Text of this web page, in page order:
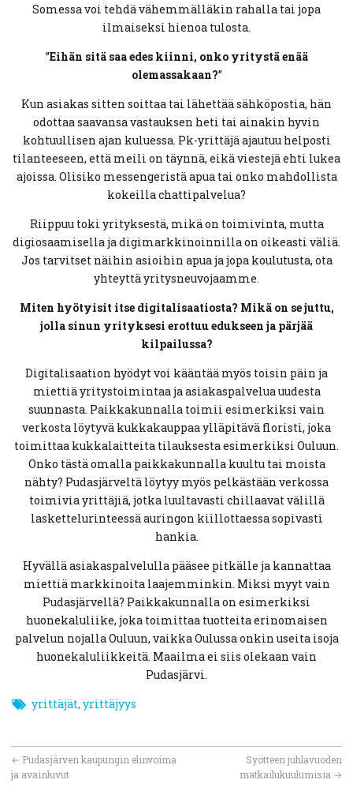
Somessa voi tehdä vähemmälläkin rahalla tai jopa
ilmaiseksi hienoa tulosta.
”Eihän sitä saa edes kiinni, onko yritystä enää
olemassakaan?”
Kun asiakas sitten soittaa tai lähettää sähköpostia, hän
odottaa saavansa vastauksen heti tai ainakin hyvin
kohtuullisen ajan kuluessa. Pk-yrittäjä ajautuu helposti
tilanteeseen, että meili on täynnä, eikä viestejä ehti lukea
ajoissa. Olisiko messengeristä apua tai onko mahdollista
kokeilla chattipalvelua?
Riippuu toki yrityksestä, mikä on toimivinta, mutta
digiosaamisella ja digimarkkinoinnilla on oikeasti väliä.
Jos tarvitset näihin asioihin apua ja jopa koulutusta, ota
yhteyttä yritysneuvojaamme.
Miten hyötyisit itse digitalisaatiosta? Mikä on se juttu,
jolla sinun yrityksesi erottuu edukseen ja pärjää
kilpailussa?
Digitalisaation hyödyt voi kääntää myös toisin päin ja
miettiä yritystoimintaa ja asiakaspalvelua uudesta
suunnasta. Paikkakunnalla toimii esimerkiksi vain
verkosta löytyvä kukkakauppaa ylläpitävä floristi, joka
toimittaa kukkalaitteita tilauksesta esimerkiksi Ouluun.
Onko tästä omalla paikkakunnalla kuultu tai moista
nähty? Pudasjärveltä löytyy myös pelkästään verkossa
toimivia yrittäjiä, jotka luultavasti chillaavat välillä
laskettelurinteessä auringon kiillottaessa sopivasti
hankia.
Hyvällä asiakaspalvelulla pääsee pitkälle ja kannattaa
miettiä markkinoita laajemminkin. Miksi myyt vain
Pudasjärvellä? Paikkakunnalla on esimerkiksi
huonekaluliike, joka toimittaa tuotteita erinomaisen
palvelun nojalla Ouluun, vaikka Oulussa onkin useita isoja
huonekaluliikkeitä. Maailma ei siis olekaan vain
Pudasjärvi.
yrittäjät, yrittäjyys
← Pudasjärven kaupungin elinvoima
ja avainluvut
Syötteen juhlavuoden
matkailukuulumisia →